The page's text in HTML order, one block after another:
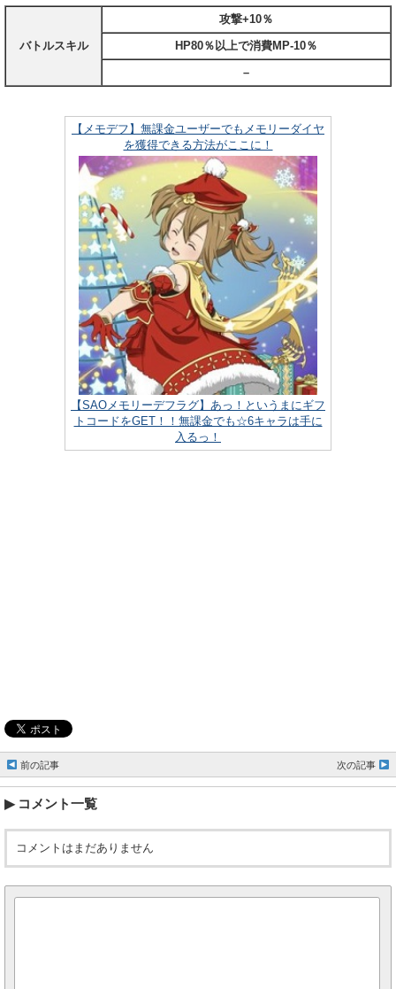
バトルスキル
攻撃+10％
HP80％以上で消費MP-10％
–
【メモデフ】無課金ユーザーでもメモリーダイヤ
を獲得できる方法がここに！
【SAOメモリーデフラグ】あっ！というまにギフ
トコードをGET！！無課金でも☆6キャラは手に
入るっ！
前の記事 次の記事
コメント一覧
コメントはまだありません